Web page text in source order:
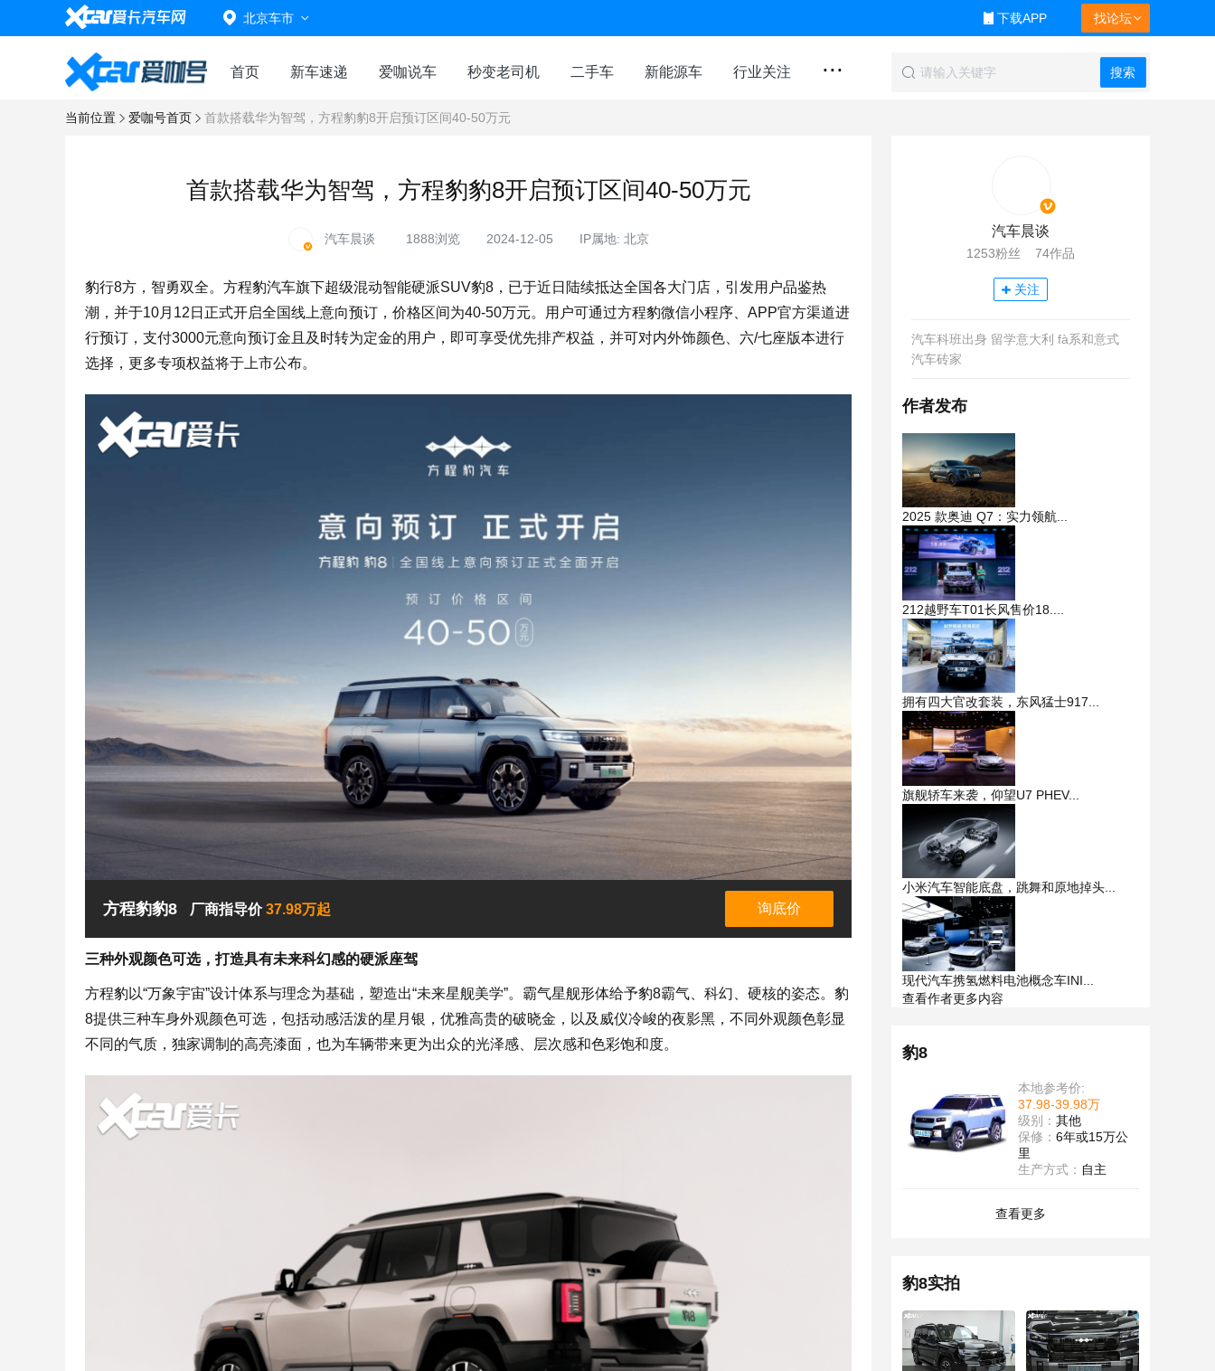
找论坛
下载APP
北京车市
首页 新车速递 爱咖说车 秒变老司机 二手车 新能源车 行业关注 ... 搜索
当前位置 爱咖号首页 首款搭载华为智驾，方程豹豹8开启预订区间40-50万元
首款搭载华为智驾，方程豹豹8开启预订区间40-50万元
汽车晨谈 1888浏览 2024-12-05 IP属地: 北京
豹行8方，智勇双全。方程豹汽车旗下超级混动智能硬派SUV豹8，已于近日陆续抵达全国各大门店，引发用户品鉴热
潮，并于10月12日正式开启全国线上意向预订，价格区间为40-50万元。用户可通过方程豹微信小程序、APP官方渠道进
行预订，支付3000元意向预订金且及时转为定金的用户，即可享受优先排产权益，并可对内外饰颜色、六/七座版本进行
选择，更多专项权益将于上市公布。
方程豹豹8 厂商指导价37.98万起 询底价
三种外观颜色可选，打造具有未来科幻感的硬派座驾
方程豹以“万象宇宙”设计体系与理念为基础，塑造出“未来星舰美学”。霸气星舰形体给予豹8霸气、科幻、硬核的姿态。豹
8提供三种车身外观颜色可选，包括动感活泼的星月银，优雅高贵的破晓金，以及威仪冷峻的夜影黑，不同外观颜色彰显
不同的气质，独家调制的高亮漆面，也为车辆带来更为出众的光泽感、层次感和色彩饱和度。
汽车晨谈
1253粉丝 74作品
关注
汽车科班出身 留学意大利 fà系和意式
汽车砖家
作者发布
2025 款奥迪 Q7：实力领航...
212越野车T01长风售价18....
拥有四大官改套装，东风猛士917...
旗舰轿车来袭，仰望U7 PHEV...
小米汽车智能底盘，跳舞和原地掉头...
现代汽车携氢燃料电池概念车INI...
查看作者更多内容
豹8
本地参考价:
37.98-39.98万
级别： 其他
保修： 6年或15万公
里
生产方式： 自主
查看更多
豹8实拍